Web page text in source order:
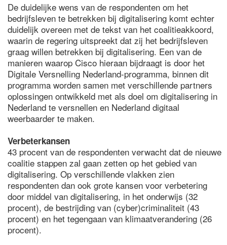
De duidelijke wens van de respondenten om het
bedrijfsleven te betrekken bij digitalisering komt echter
duidelijk overeen met de tekst van het coalitieakkoord,
waarin de regering uitspreekt dat zij het bedrijfsleven
graag willen betrekken bij digitalisering. Een van de
manieren waarop Cisco hieraan bijdraagt is door het
Digitale Versnelling Nederland-programma, binnen dit
programma worden samen met verschillende partners
oplossingen ontwikkeld met als doel om digitalisering in
Nederland te versnellen en Nederland digitaal
weerbaarder te maken.
Verbeterkansen
43 procent van de respondenten verwacht dat de nieuwe
coalitie stappen zal gaan zetten op het gebied van
digitalisering. Op verschillende vlakken zien
respondenten dan ook grote kansen voor verbetering
door middel van digitalisering, in het onderwijs (32
procent), de bestrijding van (cyber)criminaliteit (43
procent) en het tegengaan van klimaatverandering (26
procent).